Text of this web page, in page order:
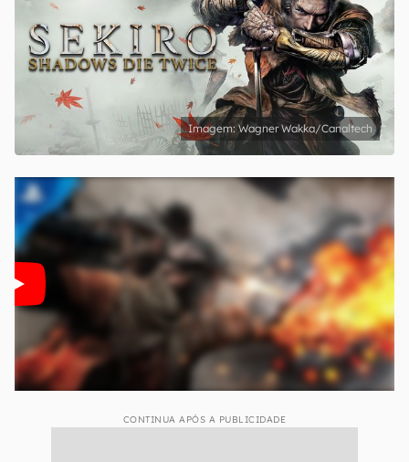
Wagner Wakka/Canaltech
CONTINUA APÓS A PUBLICIDADE